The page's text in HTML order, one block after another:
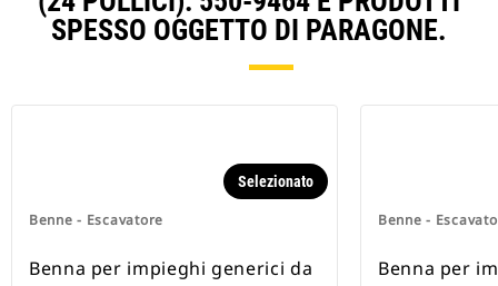
SPESSO OGGETTO DI PARAGONE.
Benne - Escavatore
Selezionato
Benna per impieghi generici da
Benne -
Benna per